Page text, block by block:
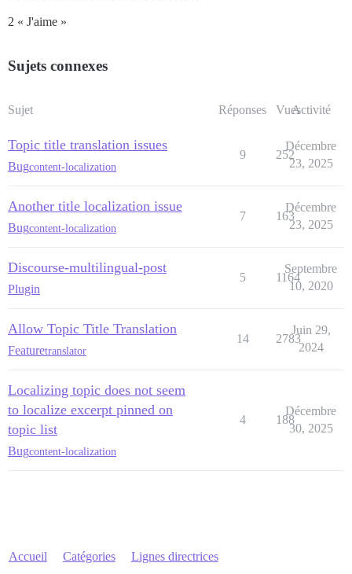
2 « J'aime »
Sujets connexes
Sujet Réponses VuesActivité
Topic title translation issues
Bugcontent-localization
9 252
Décembre
23, 2025
Another title localization issue
Bugcontent-localization
7 163
Décembre
23, 2025
Discourse-multilingual-post
Plugin
5 1164
Septembre
10, 2020
Allow Topic Title Translation
Featuretranslator
14 2783
Juin 29,
2024
Localizing topic does not seem
to localize excerpt pinned on
topic list
Bugcontent-localization
4 188
Décembre
30, 2025
Accueil Catégories Lignes directrices